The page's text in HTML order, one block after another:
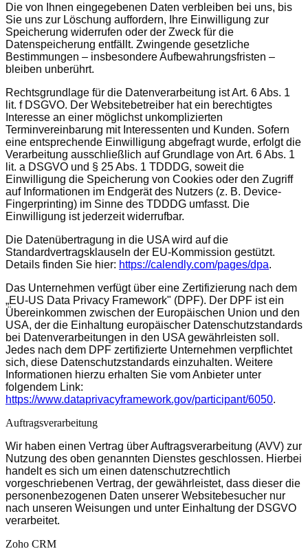
Die von Ihnen eingegebenen Daten verbleiben bei uns, bis
Sie uns zur Löschung auffordern, Ihre Einwilligung zur
Speicherung widerrufen oder der Zweck für die
Datenspeicherung entfällt. Zwingende gesetzliche
Bestimmungen – insbesondere Aufbewahrungsfristen –
bleiben unberührt.
Rechtsgrundlage für die Datenverarbeitung ist Art. 6 Abs. 1
lit. f DSGVO. Der Websitebetreiber hat ein berechtigtes
Interesse an einer möglichst unkomplizierten
Terminvereinbarung mit Interessenten und Kunden. Sofern
eine entsprechende Einwilligung abgefragt wurde, erfolgt die
Verarbeitung ausschließlich auf Grundlage von Art. 6 Abs. 1
lit. a DSGVO und § 25 Abs. 1 TDDDG, soweit die
Einwilligung die Speicherung von Cookies oder den Zugriff
auf Informationen im Endgerät des Nutzers (z. B. Device-
Fingerprinting) im Sinne des TDDDG umfasst. Die
Einwilligung ist jederzeit widerrufbar.
Die Datenübertragung in die USA wird auf die
Standardvertragsklauseln der EU-Kommission gestützt.
Details finden Sie hier: https://calendly.com/pages/dpa.
Das Unternehmen verfügt über eine Zertifizierung nach dem
„EU-US Data Privacy Framework" (DPF). Der DPF ist ein
Übereinkommen zwischen der Europäischen Union und den
USA, der die Einhaltung europäischer Datenschutzstandards
bei Datenverarbeitungen in den USA gewährleisten soll.
Jedes nach dem DPF zertifizierte Unternehmen verpflichtet
sich, diese Datenschutzstandards einzuhalten. Weitere
Informationen hierzu erhalten Sie vom Anbieter unter
folgendem Link:
https://www.dataprivacyframework.gov/participant/6050.
Auftragsverarbeitung
Wir haben einen Vertrag über Auftragsverarbeitung (AVV) zur
Nutzung des oben genannten Dienstes geschlossen. Hierbei
handelt es sich um einen datenschutzrechtlich
vorgeschriebenen Vertrag, der gewährleistet, dass dieser die
personenbezogenen Daten unserer Websitebesucher nur
nach unseren Weisungen und unter Einhaltung der DSGVO
verarbeitet.
Zoho CRM